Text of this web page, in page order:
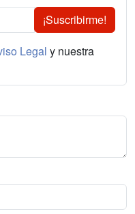
¡Suscribirme!
Legal y nuestra